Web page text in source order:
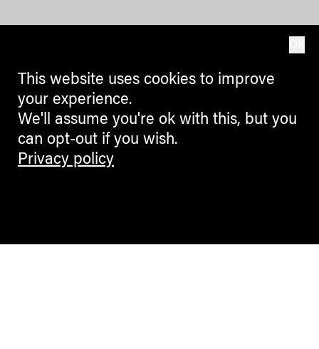
This website uses cookies to improve
your experience.
We'll assume you're ok with this, but you
can opt-out if you wish.
Privacy policy